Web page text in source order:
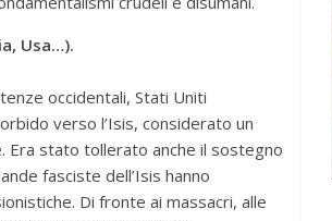
Usa…).
occidentali, Stati Uniti
verso l’Isis, considerato un
stato tollerato anche il sostegno
fasciste dell’Isis hanno
Di fronte ai massacri, alle